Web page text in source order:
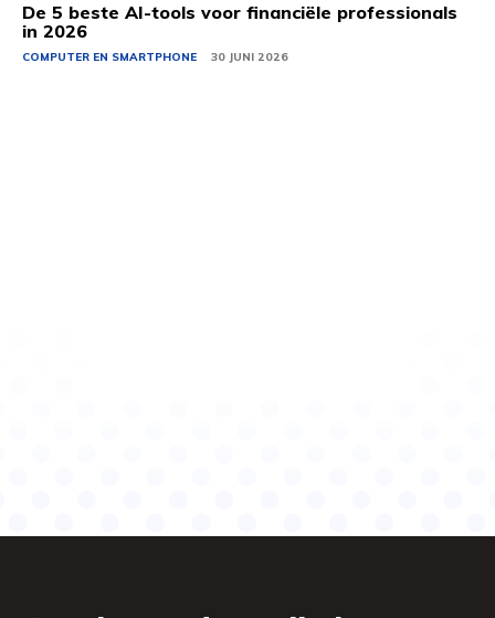
De 5 beste AI-tools voor financiële professionals
in 2026
COMPUTER EN SMARTPHONE 30 JUNI 2026